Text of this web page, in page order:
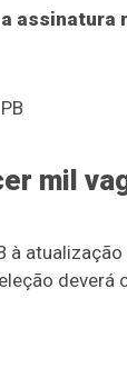
assinatura
mil